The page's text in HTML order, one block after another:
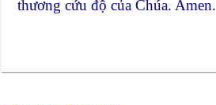
thương cứu độ của Chúa. Amen.